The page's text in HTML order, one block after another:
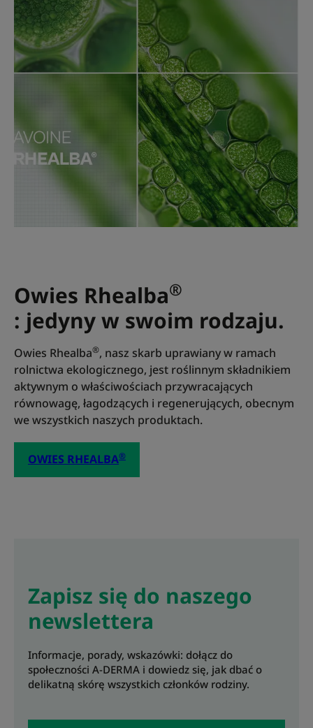
Owies Rhealba®
: jedyny w swoim rodzaju.
Owies Rhealba®, nasz skarb uprawiany w ramach
rolnictwa ekologicznego, jest roślinnym składnikiem
aktywnym o właściwościach przywracających
równowagę, łagodzących i regenerujących, obecnym
we wszystkich naszych produktach.
OWIES RHEALBA®
Zapisz się do naszego
newslettera
Informacje, porady, wskazówki: dołącz do
społeczności A-DERMA i dowiedz się, jak dbać o
delikatną skórę wszystkich członków rodziny.